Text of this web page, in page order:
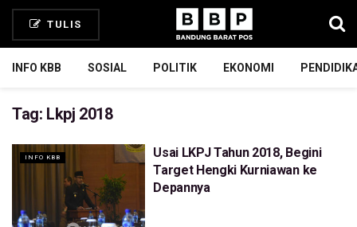
TULIS
INFO KBB SOSIAL POLITIK EKONOMI
Tag: Lkpj 2018
INFO KBB
Usai LKPJ Tahun 2018, Begini
Target Hengki Kurniawan ke
Depannya